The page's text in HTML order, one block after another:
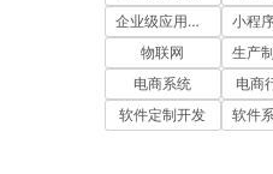
企业级应用开发服务案例
物联网
电商系统
电商
软件定制开发